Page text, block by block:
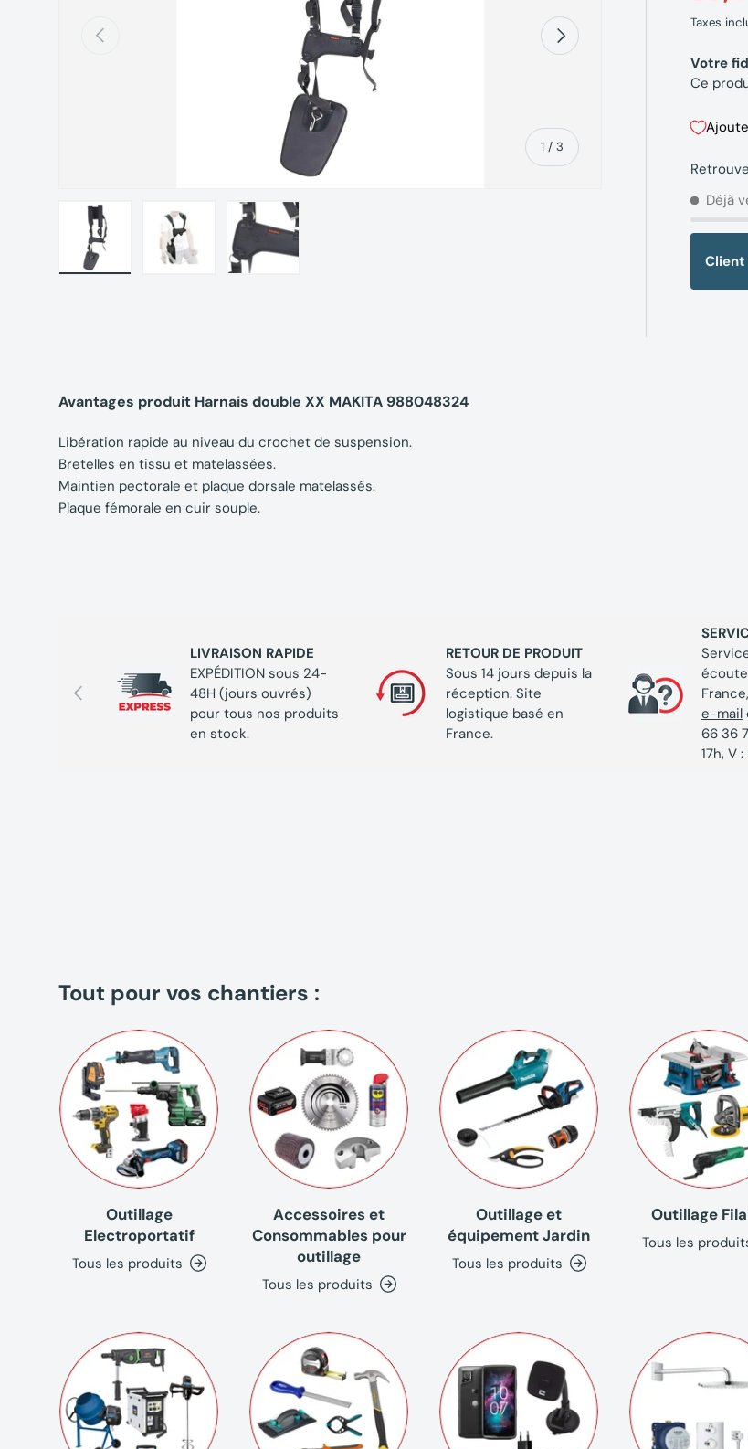
Précédent
1 /de
3
Suivant
Taxes
Votre
Ce
Déjà
Client
Avantages produit Harnais double XX MAKITA 988048324
Libération rapide au niveau du crochet de suspension.
Bretelles en tissu et matelassées.
Maintien pectorale et plaque dorsale matelassés.
Plaque fémorale en cuir souple.
Précédent
LIVRAISON RAPIDE
EXPÉDITION sous 24-
48H (jours ouvrés)
pour tous nos produits
en stock.
RETOUR DE PRODUIT
Sous 14 jours depuis la
réception. Site
logistique basé en
France.
e-mail
66 36
17h, V
Tout pour vos chantiers :
Outillage
Electroportatif
Tous les produits
Accessoires et
Consommables pour
outillage
Tous les produits
Outillage et
équipement Jardin
Tous les produits
Outillage
Tous les